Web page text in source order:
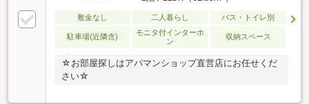
敷金なし 二人暮らし バス・トイレ別
駐車場(近隣含)
モニタ付インターホ
ン
収納スペース
☆お部屋探しはアパマンショップ直営店にお任せくだ
さい☆